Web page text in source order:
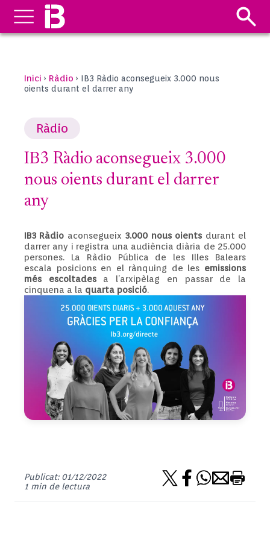
Inici › Ràdio › IB3 Ràdio aconsegueix 3.000 nous
oients durant el darrer any
Ràdio
IB3 Ràdio aconsegueix 3.000
nous oients durant el darrer
any
IB3 Ràdio aconsegueix 3.000 nous oients durant el
darrer any i registra una audiència diària de 25.000
persones. La Ràdio Pública de les Illes Balears
escala posicions en el rànquing de les emissions
més escoltadesa l’arxipèlag en passar de la
cinquena a la quarta posició.
Publicat: 01/12/2022
1 min de lectura